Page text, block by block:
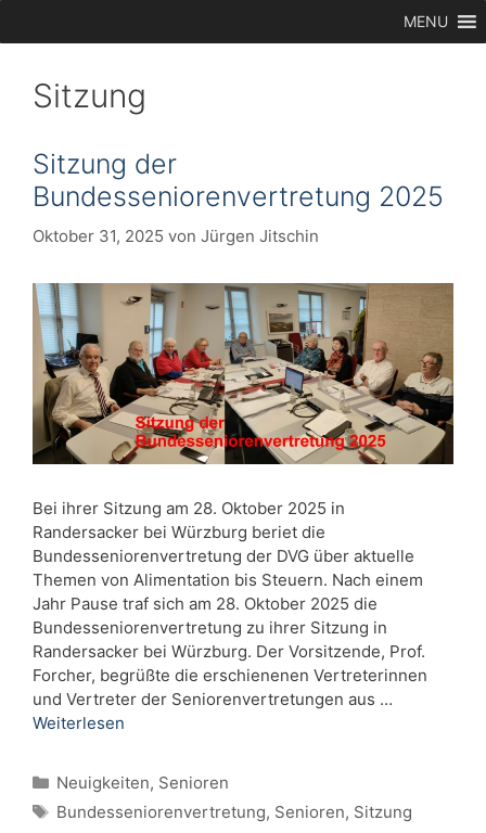
MENU
Sitzung
Sitzung der
Bundesseniorenvertretung 2025
Oktober 31, 2025 von Jürgen Jitschin
Bei ihrer Sitzung am 28. Oktober 2025 in
Randersacker bei Würzburg beriet die
Bundesseniorenvertretung der DVG über aktuelle
Themen von Alimentation bis Steuern. Nach einem
Jahr Pause traf sich am 28. Oktober 2025 die
Bundesseniorenvertretung zu ihrer Sitzung in
Randersacker bei Würzburg. Der Vorsitzende, Prof.
Forcher, begrüßte die erschienenen Vertreterinnen
und Vertreter der Seniorenvertretungen aus …
Weiterlesen
Kategorien
Neuigkeiten, Senioren
Schlagwörter
Bundesseniorenvertretung, Senioren, Sitzung